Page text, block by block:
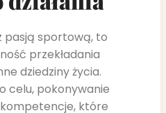
pasją sportową, to
przekładania
dziedziny życia.
celu, pokonywanie
kompetencje, które